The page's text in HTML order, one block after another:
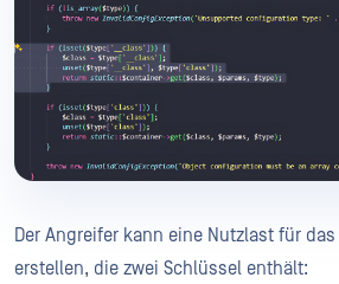
Der Angreifer kann eine Nutzlast für
erstellen, die zwei Schlüssel enthält: